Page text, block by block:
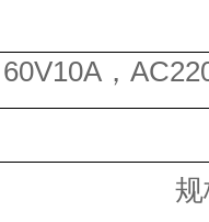
60V10A，AC